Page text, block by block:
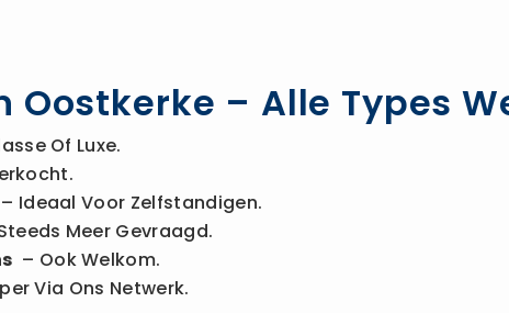
Oostkerke – Alle Types
Of Luxe.
– Ideaal Voor Zelfstandigen.
Meer Gevraagd.
– Ook Welkom.
Via Ons Netwerk.